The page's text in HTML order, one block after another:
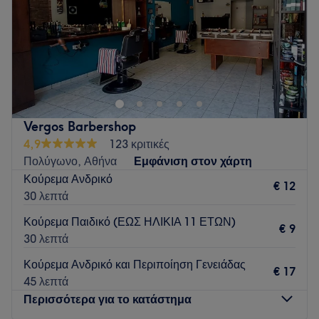
Κυριακή
Κλειστό
Go to venue
Vergos Barbershop
4,9
123 κριτικές
Πολύγωνο, Αθήνα
Εμφάνιση στον χάρτη
Κούρεμα Ανδρικό
30 λεπτά
€ 12
Κούρεμα Παιδικό (ΕΩΣ ΗΛΙΚΙΑ 11 ΕΤΩΝ)
30 λεπτά
€ 9
Κούρεμα Ανδρικό και Περιποίηση Γενειάδας
45 λεπτά
€ 17
Περισσότερα για το κατάστημα